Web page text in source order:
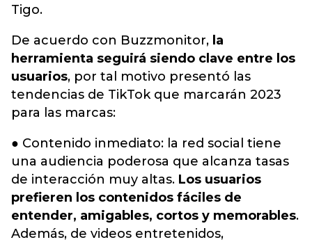
Tigo.
De acuerdo con Buzzmonitor, la
herramienta seguirá siendo clave entre los
usuarios, por tal motivo presentó las
tendencias de TikTok que marcarán 2023
para las marcas:
● Contenido inmediato: la red social tiene
una audiencia poderosa que alcanza tasas
de interacción muy altas. Los usuarios
prefieren los contenidos fáciles de
entender, amigables, cortos y memorables.
Además, de videos entretenidos,